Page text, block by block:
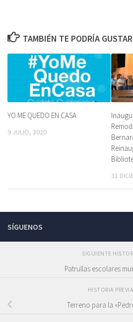
TAMBIÉN TE PODRÍA
YO ME QUEDO EN CASA
9 JULIO, 2020
31
SÍGUENOS
SIGUIENTE
Patrullas escolares
HISTORIA PREVIA
Terreno para la